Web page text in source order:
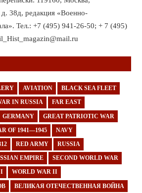
38д, редакция «Военно-
Тел.: +7 (495) 941-26-50; + 7 (495)
AVIATION BLACK SEA FLEET
IN RUSSIA FAR EAST
GERMANY GREAT PATRIOTIC WAR
OF 1941—1945 NAVY
RED ARMY RUSSIA
EMPIRE SECOND WORLD WAR
I WORLD WAR II
ВЕЛИКАЯ ОТЕЧЕСТВЕННАЯ ВОЙНА